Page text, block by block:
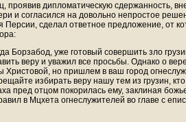
проявив дипломатическую сдержанность,
и согласился на довольно непростое
Персии, сделал ответное предложение, от
Борзабод, уже готовый совершить зло
веру и уважил все просьбы. Однако о
Христовой, но пришлем в ваш город
избирать веру нашу тем из грузин,
пред отцом покорилась ему, заклиная
в Мцхета огнеслужителей во главе с